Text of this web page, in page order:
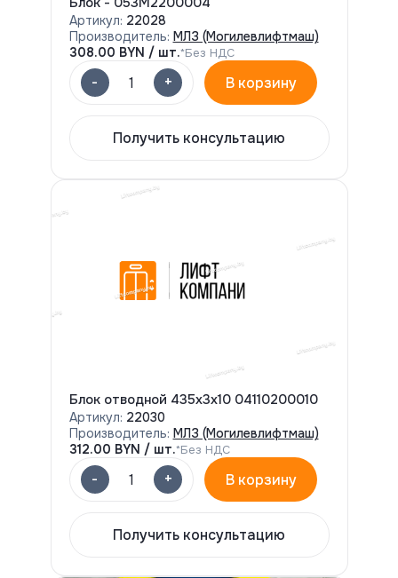
Артикул: 22028
Производитель: МЛЗ (Могилевлифтмаш)
308.00 BYN / шт.*Без НДС
- 1 + В корзину
Получить консультацию
Блок отводной 435х3х10 04110200010
Артикул: 22030
Производитель: МЛЗ (Могилевлифтмаш)
312.00 BYN / шт.*Без НДС
- 1 + В корзину
Получить консультацию